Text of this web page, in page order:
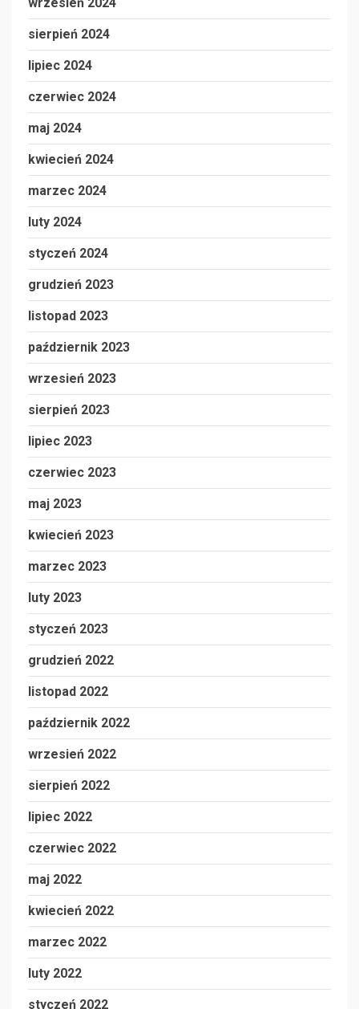
sierpień 2024
lipiec 2024
czerwiec 2024
maj 2024
kwiecień 2024
marzec 2024
luty 2024
styczeń 2024
grudzień 2023
listopad 2023
październik 2023
wrzesień 2023
sierpień 2023
lipiec 2023
czerwiec 2023
maj 2023
kwiecień 2023
marzec 2023
luty 2023
styczeń 2023
grudzień 2022
listopad 2022
październik 2022
wrzesień 2022
sierpień 2022
lipiec 2022
czerwiec 2022
maj 2022
kwiecień 2022
marzec 2022
luty 2022
styczeń 2022